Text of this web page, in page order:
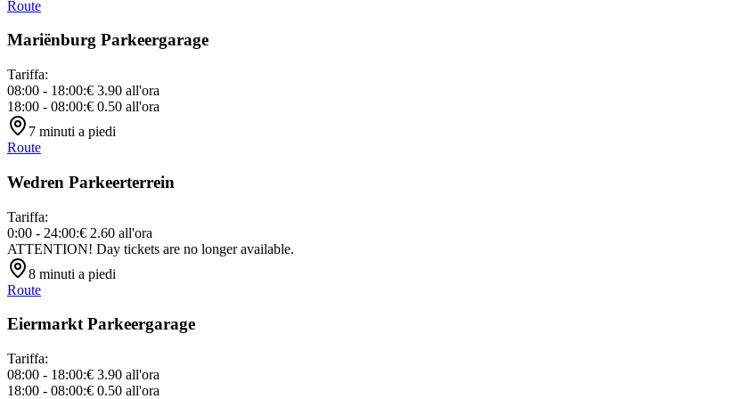
Route
Mariënburg Parkeergarage
Tariffa:
08:00 - 18:00:€ 3.90 all'ora
18:00 - 08:00:€ 0.50 all'ora
7 minuti a piedi
Route
Wedren Parkeerterrein
Tariffa:
0:00 - 24:00:€ 2.60 all'ora
ATTENTION! Day tickets are no longer available.
8 minuti a piedi
Route
Eiermarkt Parkeergarage
Tariffa:
08:00 - 18:00:€ 3.90 all'ora
18:00 - 08:00:€ 0.50 all'ora